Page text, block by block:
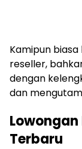
Kamipun
reseller,
dengan
dan
Terbaru